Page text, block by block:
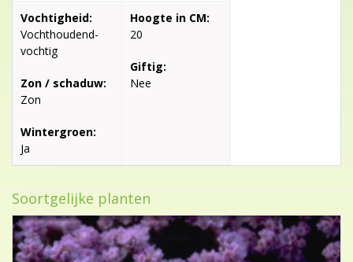
Vochtigheid:
Vochthoudend-
vochtig
Zon / schaduw:
Zon
Wintergroen:
Ja
Hoogte in CM:
20
Giftig:
Nee
Soortgelijke planten